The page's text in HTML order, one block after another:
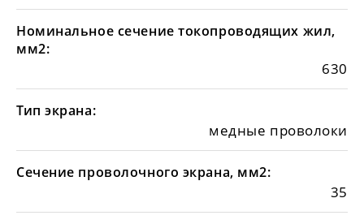
Номинальное сечение токопроводящих жил,
мм2:
630
Тип экрана:
медные проволоки
Сечение проволочного экрана, мм2:
35